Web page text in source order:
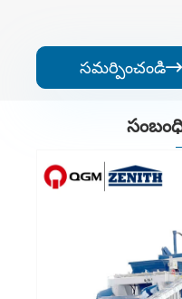
సమర్పించండి